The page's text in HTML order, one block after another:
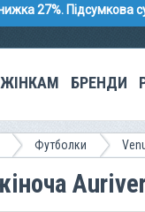
27%. Підсумкова
ЖІНКАМ БРЕНДИ
Футболки